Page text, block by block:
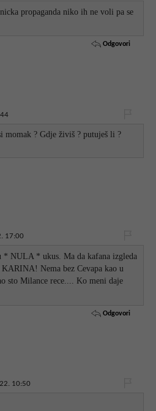
propaganda niko ih ne voli pa se
Odgovori
momak ? Gdje živiš ? putuješ li ?
17:00
* NULA * ukus. Ma da kafana izgleda
Nema bez Cevapa kao u
sto Milance rece.... Ko meni daje
Odgovori
10:50